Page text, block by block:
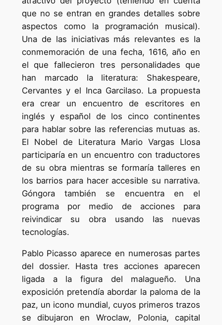
que no se entran en grandes detalles sobre
aspectos como la programación musical).
Una de las iniciativas más relevantes es la
conmemoración de una fecha, 1616, año en
el que fallecieron tres personalidades que
han marcado la literatura: Shakespeare,
Cervantes y el Inca Garcilaso. La propuesta
era crear un encuentro de escritores en
inglés y español de los cinco continentes
para hablar sobre las referencias mutuas as.
El Nobel de Literatura Mario Vargas Llosa
participaría en un encuentro con traductores
de su obra mientras se formaría talleres en
los barrios para hacer accesible su narrativa.
Góngora también se encuentra en el
programa por medio de acciones para
reivindicar su obra usando las nuevas
tecnologías.
Pablo Picasso aparece en numerosas partes
del dossier. Hasta tres acciones aparecen
ligada a la figura del malagueño. Una
exposición pretendía abordar la paloma de la
paz, un icono mundial, cuyos primeros trazos
se dibujaron en Wroclaw, Polonia, capital